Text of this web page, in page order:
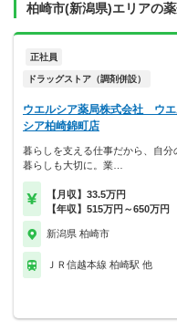
柏崎市(新潟県)エリアの
正社員
ドラッグストア（調剤併設）
ウエルシア薬局株式会社 ウ
シア柏崎錦町店
暮らしを支える仕事だから、自分
暮らしも大切に。業…
【月収】33.5万円
【年収】515万円～650万円
新潟県 柏崎市
ＪＲ信越本線 柏崎駅 他